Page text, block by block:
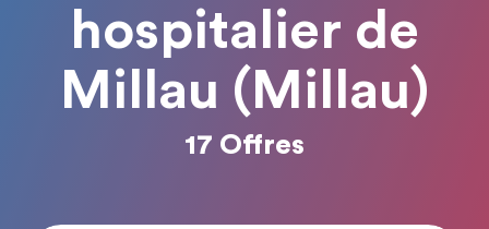
hospitalier de
Millau (Millau)
17 Offres